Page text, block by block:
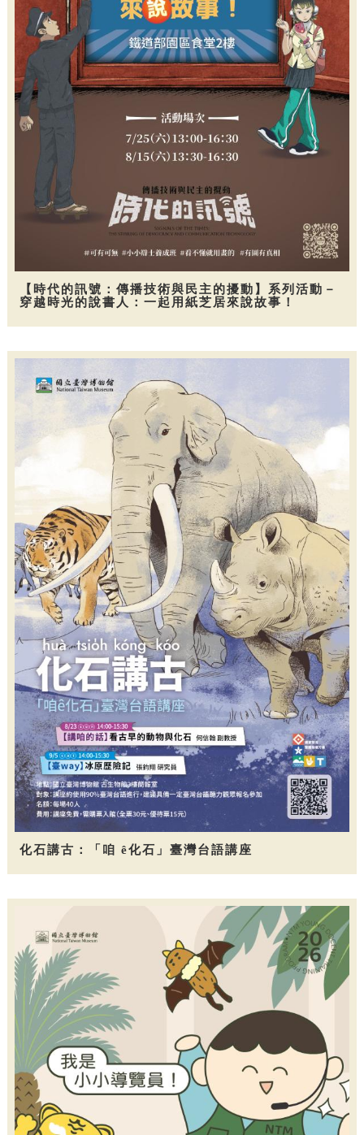
【時代的訊號：傳播技術與民主的擾動】系列活動－
穿越時光的說書人：一起用紙芝居來說故事！
化石講古：「咱 ê化石」臺灣台語講座